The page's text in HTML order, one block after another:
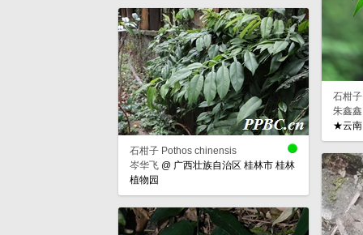
石柑
朱鑫鑫
★云南
石柑子 Pothos chinensis
岑华飞 @广西壮族自治区 桂林市 桂林
植物园